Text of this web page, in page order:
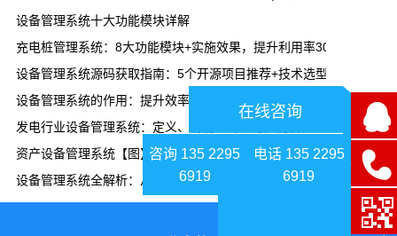
设备管理系统十大功能模块详解
充电桩管理系统：8大功能模块+实施效果，提升利用率300%
设备管理系统源码获取指南：5个开源项目推荐+技术选型
设备管理系统的作用：提升效率、降低成本、延长寿命|乾元坤和
发电行业设备管理系统：定义、功能、特性与实施价值
资产设备管理系统【图】
设备管理系统全解析：从预防性维护到预测性维护，降本30%的实战
在线咨询
咨询 135 2295
6919
电话 135 2295
6919